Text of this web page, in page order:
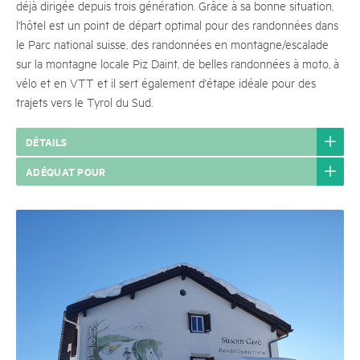
déjà dirigée depuis trois génération. Grâce à sa bonne situation,
l'hôtel est un point de départ optimal pour des randonnées dans
le Parc national suisse, des randonnées en montagne/escalade
sur la montagne locale Piz Daint, de belles randonnées à moto, à
vélo et en VTT et il sert également d'étape idéale pour des
trajets vers le Tyrol du Sud.
DÉTAILS
ADÉQUAT POUR